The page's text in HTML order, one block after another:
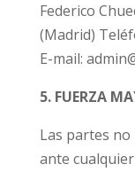
Federico
(Madrid)
E-mail:
5. FUERZA
Las partes
ante